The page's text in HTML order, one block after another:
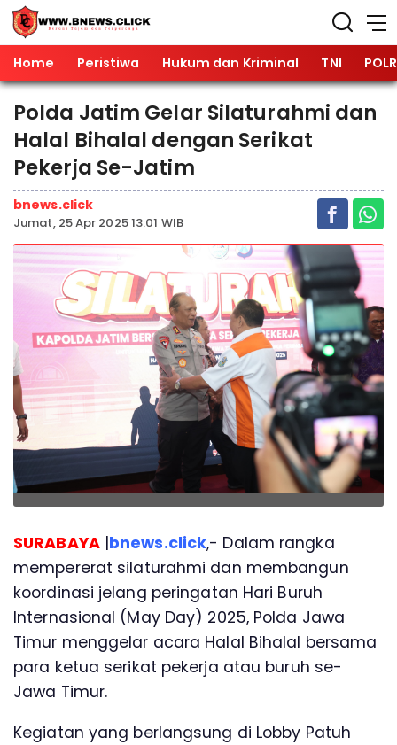
Home Peristiwa Hukum dan Kriminal TNI
Polda Jatim Gelar Silaturahmi dan
Halal Bihalal dengan Serikat
Pekerja Se-Jatim
bnews.click
Jumat, 25 Apr 2025 13:01 WIB
SURABAYA| bnews.click,- Dalam rangka
mempererat silaturahmi dan membangun
koordinasi jelang peringatan Hari Buruh
Internasional (May Day) 2025, Polda Jawa
Timur menggelar acara Halal Bihalal bersama
para ketua serikat pekerja atau buruh se-
Jawa Timur.
Kegiatan yang berlangsung di Lobby Patuh